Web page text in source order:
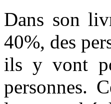
Dans son
40%, des
ils y vont
personnes.